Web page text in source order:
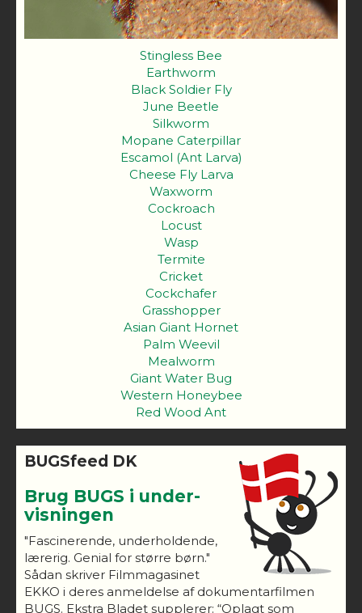
Stingless Bee
Earthworm
Black Soldier Fly
June Beetle
Silkworm
Mopane Caterpillar
Escamol (Ant Larva)
Cheese Fly Larva
Waxworm
Cockroach
Locust
Wasp
Termite
Cricket
Cockchafer
Grasshopper
Asian Giant Hornet
Palm Weevil
Mealworm
Giant Water Bug
Western Honeybee
Red Wood Ant
BUGSfeed DK
Brug BUGS i under-
visningen
"Fascinerende, underholdende,
lærerig. Genial for større børn."
Sådan skriver Filmmagasinet
EKKO i deres anmeldelse af dokumentarfilmen
BUGS. Ekstra Bladet supplerer: “Oplagt som